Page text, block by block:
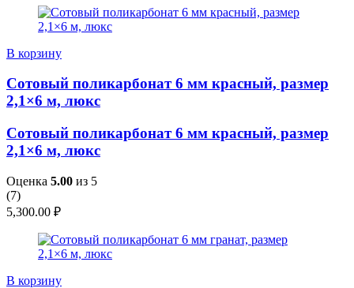
В корзину
Сотовый поликарбонат 6 мм красный, размер
2,1×6 м, люкс
Сотовый поликарбонат 6 мм красный, размер
2,1×6 м, люкс
Оценка 5.00 из 5
(7)
5,300.00 ₽
В корзину